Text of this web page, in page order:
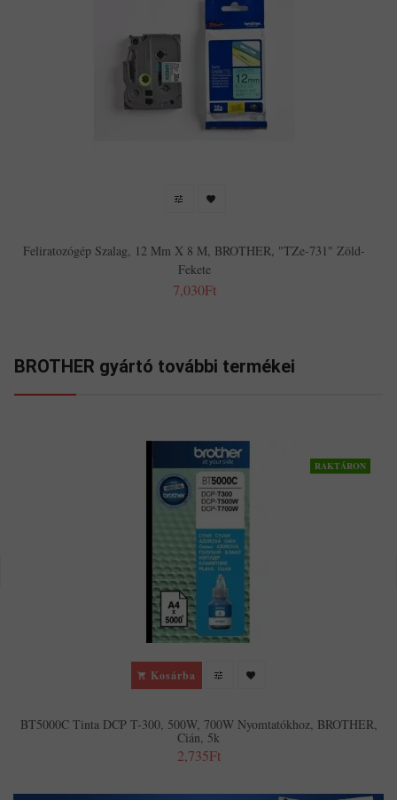
Feliratozógép Szalag, 12 Mm X 8 M, BROTHER, "TZe-731" Zöld-
Fekete
7,030Ft
BROTHER gyártó további termékei
RAKTÁRON
Kosárba
BT5000C Tinta DCP T-300, 500W, 700W Nyomtatókhoz, BROTHER,
Cián, 5k
2,735Ft